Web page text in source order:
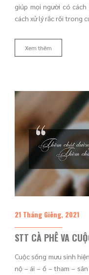
giúp mọi người có
cách xử lý rắc rối trong
Xem thêm
21 Tháng Giêng, 2021
STT CÀ PHÊ VA
Cuộc sống mưu sinh
nộ – ái – ố – tham –